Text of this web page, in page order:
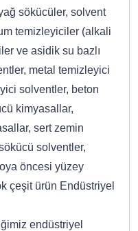
sökücüler, solvent
temizleyiciler (alkali
ve asidik su bazlı
metal temizleyici
solventler, beton
kimyasallar,
sert zemin
solventler,
öncesi yüzey
çeşit ürün Endüstriyel
endüstriyel